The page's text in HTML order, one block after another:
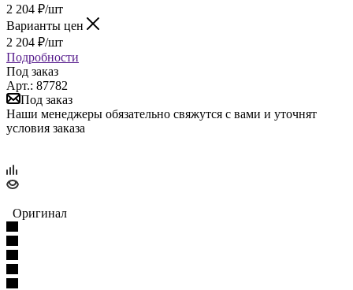
2 204 ₽/шт
Варианты цен
2 204 ₽/шт
Подробности
Под заказ
Арт.: 87782
Под заказ
Наши менеджеры обязательно свяжутся с вами и уточнят
условия заказа
Оригинал